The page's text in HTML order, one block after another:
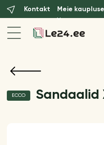
Kontakt Meie
ECCO Sandaalid